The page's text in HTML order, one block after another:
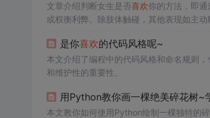
文章介绍判断女生是否喜欢你的方法，即
或权衡利弊。除肢体触碰，其他表现如主动
是你喜欢的代码风格呢~
本文介绍了编程中的代码风格和命名规则
和维护性的重要性。
用Python教你画一棵绝美碎花树~
本文教你如何使用Python绘制一棵独特的